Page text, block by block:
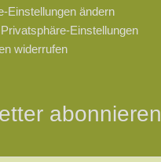
Einstellungen ändern
Einstellungen
widerrufen
abonnieren